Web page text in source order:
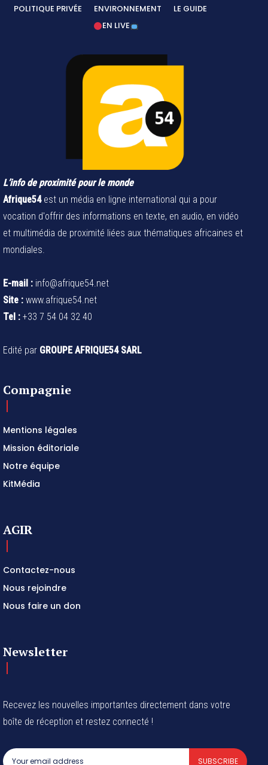
POLITIQUE PRIVÉE
ENVIRONNEMENT
LE GUIDE
EN LIVE
L’info de proximité pour le monde
Afrique54est un média en ligne international qui a pour
vocation d'offrir des informations en texte, en audio, en vidéo
et multimédia de proximité liées aux thématiques africaines et
mondiales.
E-mail : info@afrique54.net
Site : www.afrique54.net
Tel : +33 7 54 04 32 40
Edité par GROUPE AFRIQUE54 SARL
Compagnie
Mentions légales
Mission éditoriale
Notre équipe
KitMédia
AGIR
Contactez-nous
Nous rejoindre
Nous faire un don
Newsletter
Recevez les nouvelles importantes directement dans votre
boîte de réception et restez connecté !
SUBSCRIBE